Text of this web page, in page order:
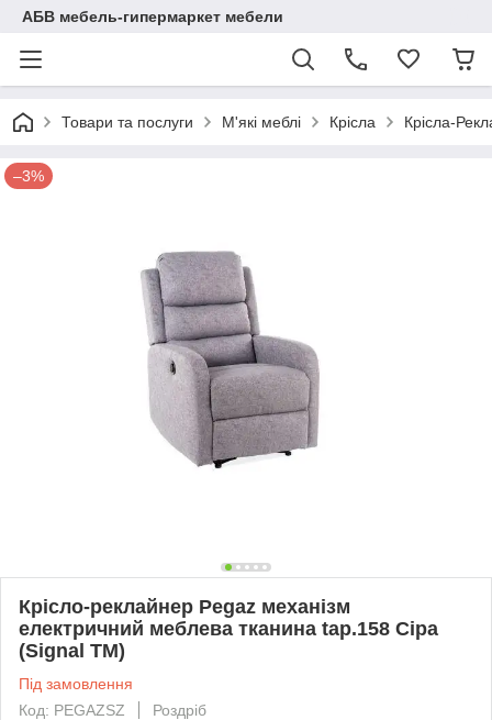
АБВ мебель-гипермаркет мебели
Товари та послуги М'які меблі Крісла Крісла-
–3%
Крісло-реклайнер Pegaz механізм
електричний меблева тканина tap.158 Сіра
(Signal TM)
Під замовлення
Код: PEGAZSZ
Роздріб